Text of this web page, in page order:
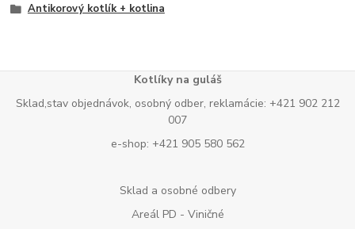
Antikorový kotlík + kotlina
Kotlíky na guláš
Sklad,stav objednávok, osobný odber, reklamácie: +421 902 212
007
e-shop: +421 905 580 562
Sklad a osobné odbery
Areál PD - Viničné